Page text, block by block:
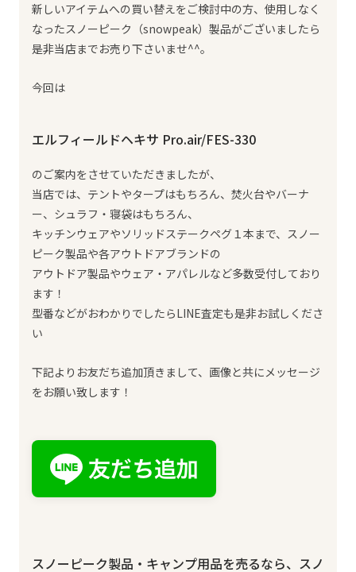
新しいアイテムへの買い替えをご検討中の方、使用しなく
なったスノーピーク（snowpeak）製品がございましたら
是非当店までお売り下さいませ^^。
今回は
エルフィールドヘキサ Pro.air/FES-330
のご案内をさせていただきましたが、
当店では、テントやタープはもちろん、焚火台やバーナ
ー、シュラフ・寝袋はもちろん、
キッチンウェアやソリッドステークペグ１本まで、スノー
ピーク製品や各アウトドアブランドの
アウトドア製品やウェア・アパレルなど多数受付しており
ます！
型番などがおわかりでしたらLINE査定も是非お試しくださ
い
下記よりお友だち追加頂きまして、画像と共にメッセージ
をお願い致します！
スノーピーク製品・キャンプ用品を売るなら、スノ